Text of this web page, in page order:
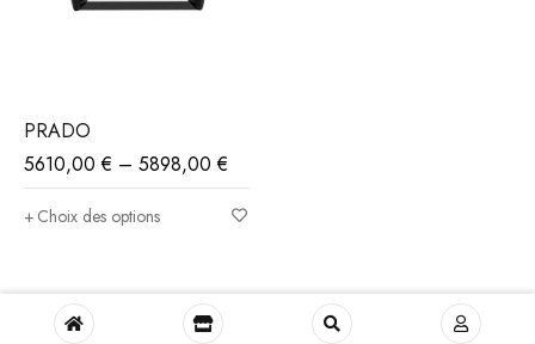
PRADO
5610,00€ – 5898,00€
Choix des options